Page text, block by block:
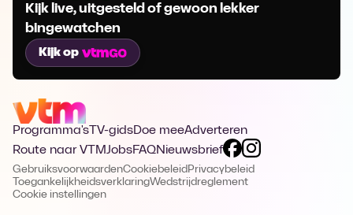
Kijk live, uitgesteld of gewoon lekker
bingewatchen
Kijk op
Programma's TV-gidsDoe meeAdverteren
Route naar VTMJobsFAQNieuwsbrief
GebruiksvoorwaardenCookiebeleid Privacybeleid
ToegankelijkheidsverklaringWedstrijdreglement
Cookie instellingen